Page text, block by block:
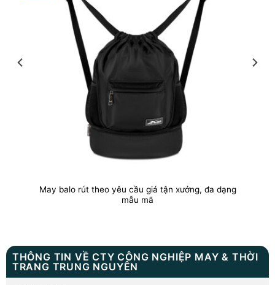
THÔNG TIN VỀ CTY CÔNG NGHIỆP MAY & THỜI
TRANG TRUNG NGUYÊN
May balo rút theo yêu cầu giá tận xưởng, đa dạng
mẫu mã